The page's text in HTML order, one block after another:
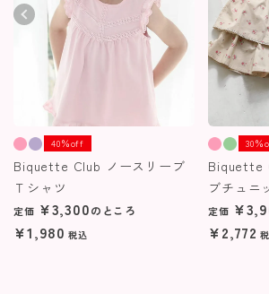
40％off
Biquette Club ノースリーブ
Ｔシャツ
定価 ¥3,300のところ
¥1,980 税込
30％
Biquette
ブチュニ
定価 ¥
¥2,772